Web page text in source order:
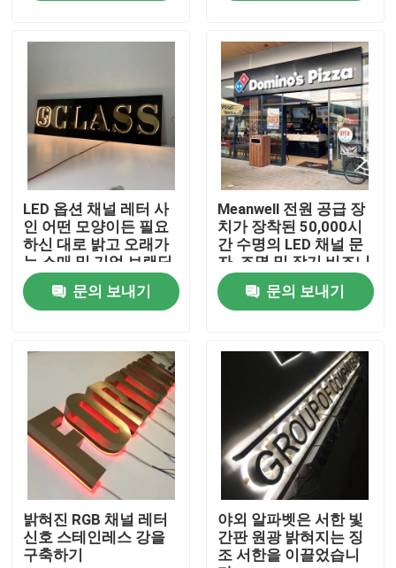
제품
우리에 대하여
공장 여행
품질 관리
인용문을 요구하세요
3d 서한 신호
채널 레터 신호
백리트 서한 신호
LED 옵션 채널 레터 사
인 어떤 모양이든 필요
하신 대로 밝고 오래가
는 소매 및 기업 브랜딩
용 사인
문의 보내기
Meanwell 전원 공급 장
치가 장착된 50,000시
간 수명의 LED 채널 문
자, 조명 및 장기 비즈니
스 간판 성능 제공
문의 보내기
밝혀진 RGB 채널 레터
신호 스테인레스 강을
구축하기
야외 알파벳은 서한 빛
간판 원광 밝혀지는 징
조 서한을 이끌었습니